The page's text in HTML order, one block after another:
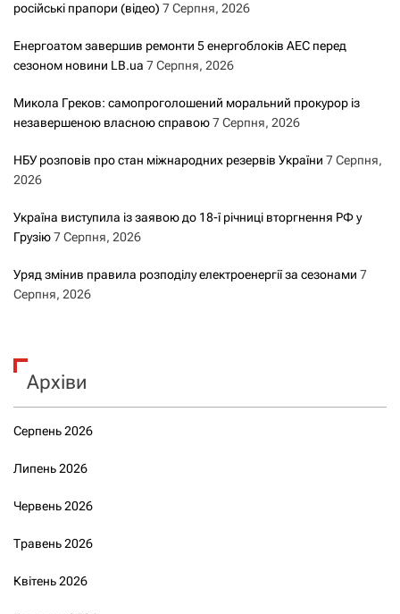
російські прапори (відео) 7 Серпня, 2026
Енергоатом завершив ремонти 5 енергоблоків АЕС перед
сезоном новини LB.ua 7 Серпня, 2026
Микола Греков: самопроголошений моральний прокурор із
незавершеною власною справою7 Серпня, 2026
НБУ розповів про стан міжнародних резервів України 7 Серпня,
2026
Україна виступила із заявою до 18-ї річниці вторгнення РФ у
Грузію7 Серпня, 2026
Уряд змінив правила розподілу електроенергії за сезонами 7
Серпня, 2026
Архіви
Серпень 2026
Липень 2026
Червень 2026
Травень 2026
Квітень 2026